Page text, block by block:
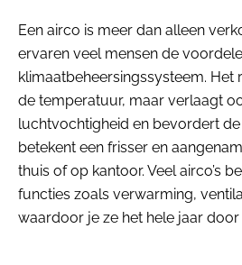
Een airco is meer dan alleen
ervaren veel mensen de
klimaatbeheersingssysteem. Het
de temperatuur, maar verlaagt
luchtvochtigheid en bevordert
betekent een frisser en
thuis of op kantoor. Veel airco’s
functies zoals verwarming,
waardoor je ze het hele jaar